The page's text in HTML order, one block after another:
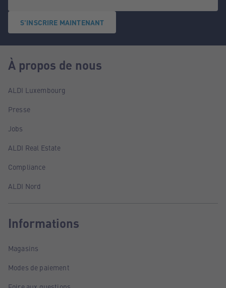
S'INSCRIRE MAINTENANT
À propos de nous
ALDI Luxembourg
Presse
Jobs
ALDI Real Estate
Compliance
ALDI Nord
Informations
Magasins
Modes de paiement